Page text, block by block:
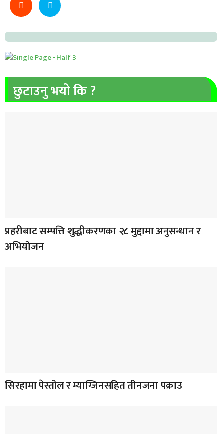
छुटाउनु भयो कि ?
प्रहरीबाट सम्पत्ति शुद्धीकरणका २८ मुद्दामा अनुसन्धान र
अभियोजन
सिरहामा पेस्तोल र म्याग्जिनसहित तीनजना पक्राउ